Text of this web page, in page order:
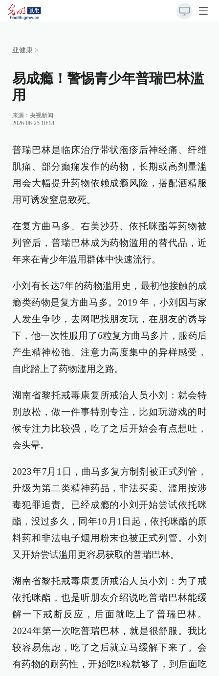
亚健康 >
易成瘾！警惕青少年普瑞巴林滥
用
来源： 央视新闻
2026-06-25 10:18
普瑞巴林是临床治疗带状疱疹后神经痛、纤维
肌痛、部分癫痫发作的药物，长期或高剂量滥
用会大幅提升药物依赖成瘾风险，搭配酒精服
用可诱发窒息致死。
在复方曲马多、右美沙芬、依托咪酯等药物被
列管后，普瑞巴林成为药物滥用的替代品，近
年来在青少年滥用群体中快速流行。
小刘有长达7年的药物滥用史，最初他接触的成
瘾类药物是复方曲马多。2019 年，小刘因与家
人发生争吵，去网吧找朋友玩，在朋友的诱导
下，他一次性服用了6粒复方曲马多片，服药后
产生精神松弛、注意力高度集中的异样感受，
自此踏上了药物滥用之路。
湖南省黎托戒毒康复所戒治人员小刘：就会特
别放松，做一件事特别专注，比如玩游戏的时
候专注力比较强，吃了之后开始会有点想吐，
会头晕。
2023年7月1日，曲马多复方制剂被正式列管，
升级为第二类精神药品，非法买卖、滥用按涉
毒犯罪追责。已经成瘾的小刘开始尝试依托咪
酯，没过多久，同年10月1日起，依托咪酯的原
料药和非法电子烟用粉末也被正式列管。小刘
又开始尝试滥用更容易获取的普瑞巴林。
湖南省黎托戒毒康复所戒治人员小刘：为了戒
依托咪酯，也是听朋友介绍说吃普瑞巴林能缓
解一下戒断反应，后面就吃上了普瑞巴林。
2024年第一次吃普瑞巴林，就是很舒服。我比
较容易焦虑，吃了之后就立马缓解下来了。会
有药物的耐药性，开始吃8粒就够了，到后面吃